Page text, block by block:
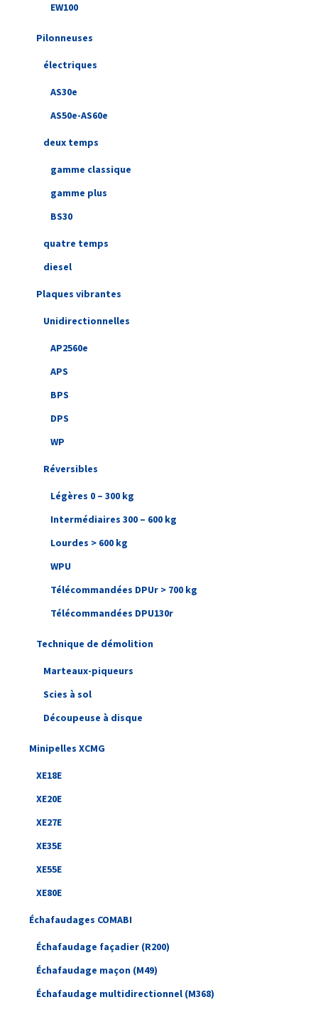
EW100
Pilonneuses
électriques
AS30e
AS50e-AS60e
deux temps
gamme classique
gamme plus
BS30
quatre temps
diesel
Plaques vibrantes
Unidirectionnelles
AP2560e
APS
BPS
DPS
WP
Réversibles
Légères 0 – 300 kg
Intermédiaires 300 – 600 kg
Lourdes > 600 kg
WPU
Télécommandées DPUr > 700 kg
Télécommandées DPU130r
Technique de démolition
Marteaux-piqueurs
Scies à sol
Découpeuse à disque
Minipelles XCMG
XE18E
XE20E
XE27E
XE35E
XE55E
XE80E
Échafaudages COMABI
Échafaudage façadier (R200)
Échafaudage maçon (M49)
Échafaudage multidirectionnel (M368)